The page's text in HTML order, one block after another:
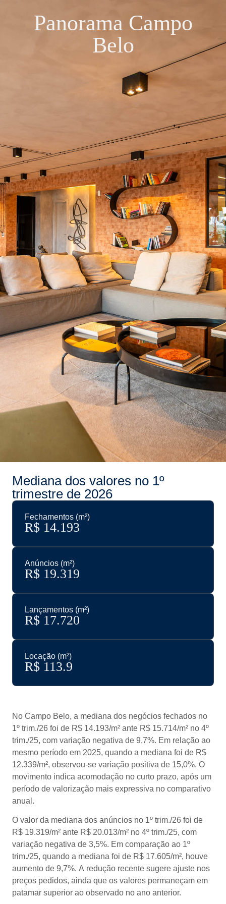
Panorama Campo
Belo
Mediana dos valores no 1º
trimestre de 2026
Fechamentos (m²)
R$ 14.193
Anúncios (m²)
R$ 19.319
Lançamentos (m²)
R$ 17.720
Locação (m²)
R$ 113.9
No Campo Belo, a mediana dos negócios fechados no
1º trim./26 foi de R$ 14.193/m² ante R$ 15.714/m² no 4º
trim./25, com variação negativa de 9,7%. Em relação ao
mesmo período em 2025, quando a mediana foi de R$
12.339/m², observou-se variação positiva de 15,0%. O
movimento indica acomodação no curto prazo, após um
período de valorização mais expressiva no comparativo
anual.
O valor da mediana dos anúncios no 1º trim./26 foi de
R$ 19.319/m² ante R$ 20.013/m² no 4º trim./25, com
variação negativa de 3,5%. Em comparação ao 1º
trim./25, quando a mediana foi de R$ 17.605/m², houve
aumento de 9,7%. A redução recente sugere ajuste nos
preços pedidos, ainda que os valores permaneçam em
patamar superior ao observado no ano anterior.